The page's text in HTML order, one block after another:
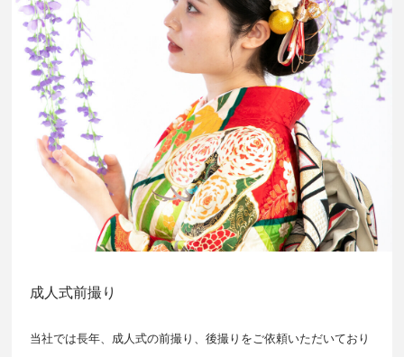
成人式前撮り
当社では長年、成人式の前撮り、後撮りをご依頼いただいており